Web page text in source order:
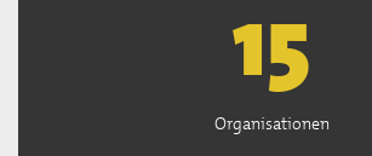
15
Organisationen